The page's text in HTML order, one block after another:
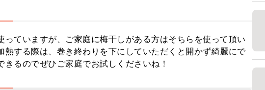
っていますが、ご家庭に梅干しがある方はそちらを使って頂い
熱する際は、巻き終わりを下にしていただくと開かず綺麗にで
きるのでぜひご家庭でお試しくださいね！